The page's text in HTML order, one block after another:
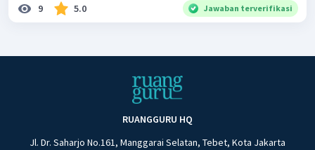
9 5.0 Jawaban terverifikasi
RUANGGURU HQ
Jl. Dr. Saharjo No.161, Manggarai Selatan, Tebet, Kota Jakarta